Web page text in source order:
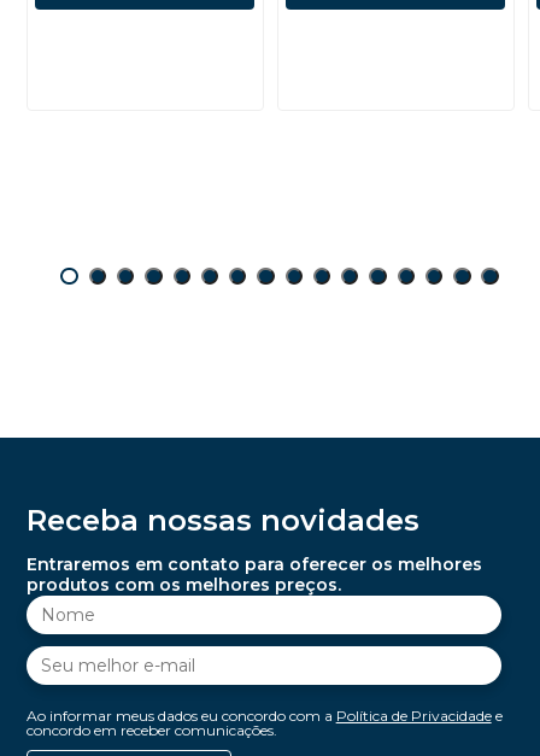
Receba nossas novidades
Entraremos em contato para oferecer os melhores
produtos com os melhores preços.
Ao informar meus dados eu concordo com a Política de Privacidadee
concordo em receber comunicações.